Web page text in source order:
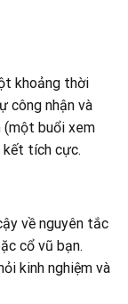
khoảng thời
công nhận và
(một buổi xem
kết tích cực.
về nguyên tắc
cổ vũ bạn.
kinh nghiệm và